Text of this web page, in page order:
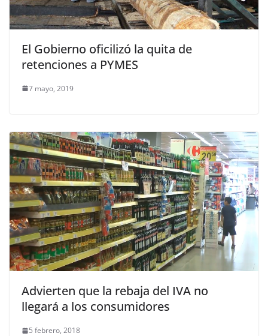
El Gobierno oficilizó la quita de
retenciones a PYMES
7 mayo, 2019
Advierten que la rebaja del IVA no
llegará a los consumidores
5 febrero, 2018